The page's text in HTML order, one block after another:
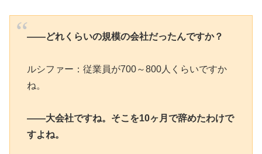
――どれくらいの規模の会社だったんですか？
ルシファー：従業員が700～800人くらいですか
ね。
――大会社ですね。そこを10ヶ月で辞めたわけで
すよね。